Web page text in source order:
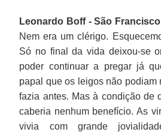
Leonardo Boff - São Francisco
Nem era um clérigo.
Só no final da vida deixou-se
poder continuar a pregar já
papal que os leigos não podiam
fazia antes. Mas à condição de
caberia nenhum benefício. As
vivia com grande